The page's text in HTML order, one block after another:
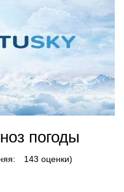
погоды
143 оценки)